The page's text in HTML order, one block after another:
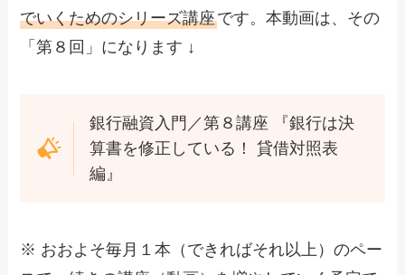
でいくためのシリーズ講座です。本動画は、その
「第８回」になります ↓
銀行融資入門／第８講座 『銀行は決
算書を修正している！ 貸借対照表
編』
※ おおよそ毎月１本（できればそれ以上）のペー